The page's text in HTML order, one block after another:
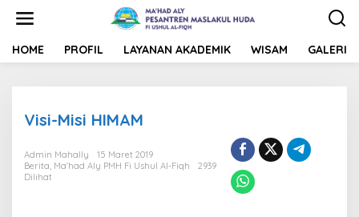
t
HOME PROFIL LAYANAN AKADEMIK WISAM GALERI
Visi-Misi HIMAM
Admin Mahally
15 Maret 2019
Berita, Ma'had Aly PMH Fi Ushul Al-Fiqh
2939
Dilihat